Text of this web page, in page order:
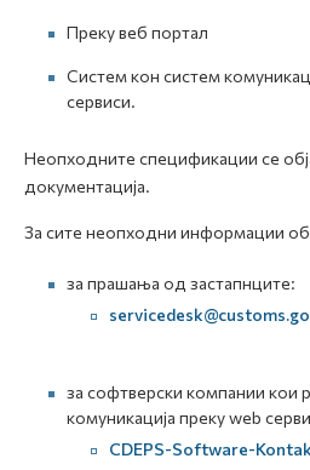
Преку веб портал
Систем кон систем
сервиси.
Неопходните спецификации се
документација.
За сите неопходни информации
за прашања од застапнците:
за софтверски компании кои
комуникација преку web
CDEPS-Software-